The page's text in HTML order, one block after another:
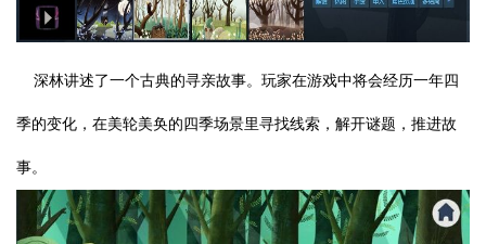
深林讲述了一个古典的寻亲故事。玩家在游戏中将会经历一年四
季的变化，在美轮美奂的四季场景里寻找线索，解开谜题，推进故
事。